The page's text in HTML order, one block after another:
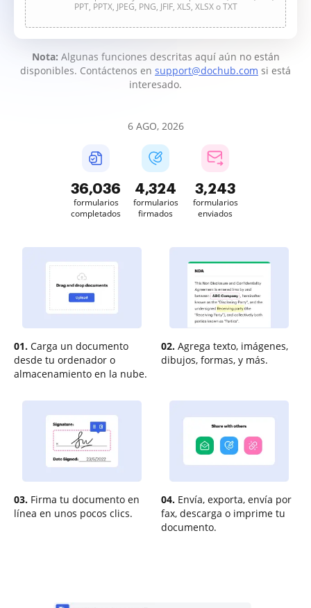
PPT, PPTX, JPEG, PNG, JFIF, XLS, XLSX o TXT
Nota: Algunas funciones descritas aquí aún no están
disponibles. Contáctenos en support@dochub.com si está
interesado.
6 AGO, 2026
36,038
formularios
completados
4,325
formularios
firmados
3,243
formularios
enviados
01. Carga un documento
desde tu ordenador o
almacenamiento en la nube.
02. Agrega texto, imágenes,
dibujos, formas, y más.
03. Firma tu documento en
línea en unos pocos clics.
04. Envía, exporta, envía por
fax, descarga o imprime tu
documento.